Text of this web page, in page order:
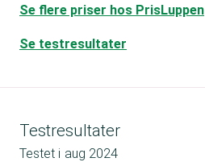
Se flere priser hos PrisLuppen
Se testresultater
Testresultater
Testet i aug 2024